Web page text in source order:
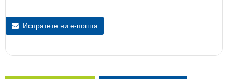
Испратете ни е-пошта